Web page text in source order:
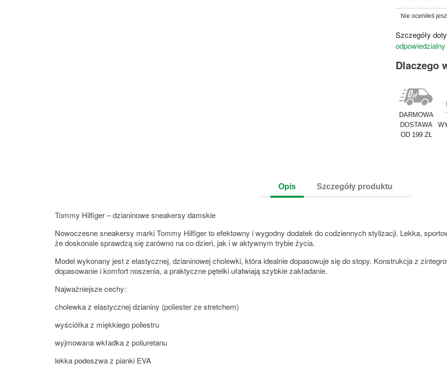
Nie oceniłeś
Szczegóły
Dlaczego
DARMOWA
DOSTAWA
OD 199 ZŁ
Opis Szczegóły produktu
Tommy Hilfiger – dzianinowe sneakersy damskie
Nowoczesne sneakersy markiTommy Hilfigerto efektowny i wygodny dodatek do codziennych stylizacji. Lekka,
że doskonale sprawdzą się zarówno na co dzień, jak i w aktywnym trybie życia.
Model wykonany jest z elastycznej, dzianinowej cholewki, która idealnie dopasowuje się do stopy. Konstrukcja z
dopasowanie i komfort noszenia, a praktyczne pętelki ułatwiają szybkie zakładanie.
Najważniejsze cechy:
cholewka z elastycznej dzianiny (poliester ze stretchem)
wyściółka z miękkiego poliestru
wyjmowana wkładka z poliuretanu
lekka podeszwa z pianki EVA